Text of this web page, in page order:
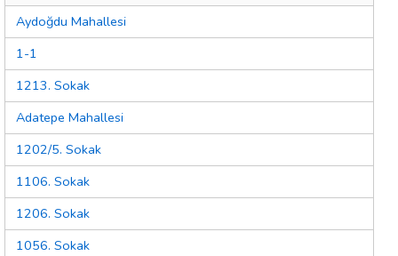
Aydoğdu Mahallesi
1-1
1213. Sokak
Adatepe Mahallesi
1202/5. Sokak
1106. Sokak
1206. Sokak
1056. Sokak